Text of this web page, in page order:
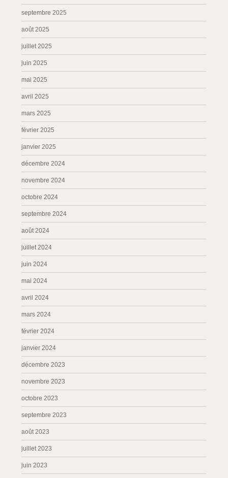
septembre 2025
août 2025
juillet 2025
juin 2025
mai 2025
avril 2025
mars 2025
février 2025
janvier 2025
décembre 2024
novembre 2024
octobre 2024
septembre 2024
août 2024
juillet 2024
juin 2024
mai 2024
avril 2024
mars 2024
février 2024
janvier 2024
décembre 2023
novembre 2023
octobre 2023
septembre 2023
août 2023
juillet 2023
juin 2023